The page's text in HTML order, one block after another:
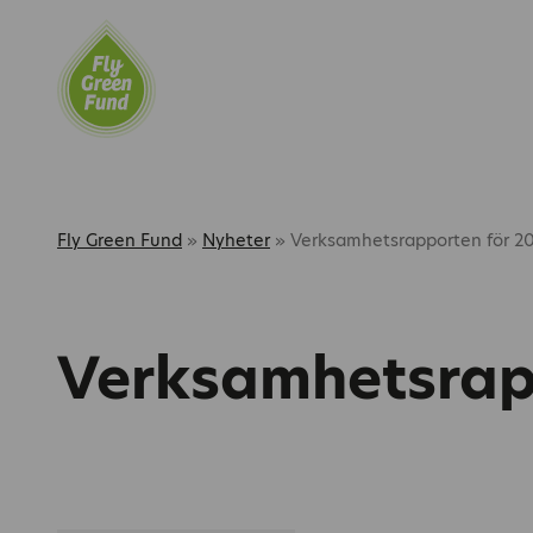
Fly Green Fund » Nyheter » Verksamhetsrapporten för